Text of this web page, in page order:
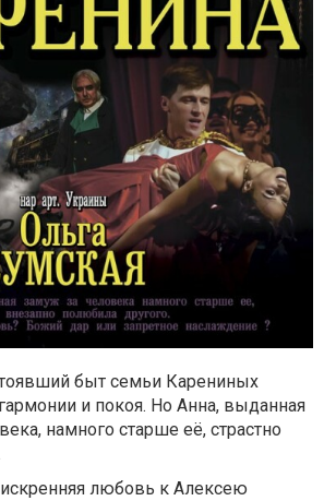
быт семьи Карениных
и покоя. Но Анна, выданная
намного старше её, страстно
любовь к Алексею